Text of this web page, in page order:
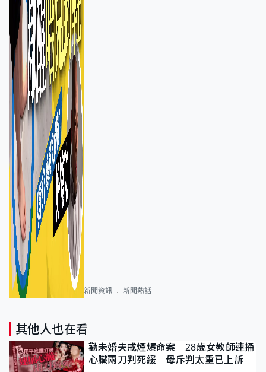
新聞資訊 新聞熱話
其他人也在看
勸未婚夫戒煙爆命案 28歲女教師連捅
心臟兩刀判死緩 母斥判太重已上訴